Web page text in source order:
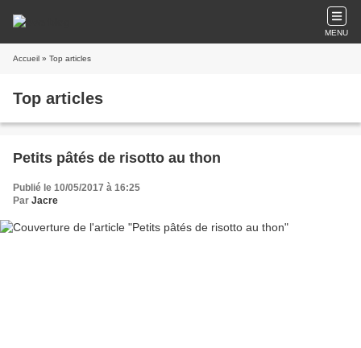
MENU
Accueil » Top articles
Top articles
Petits pâtés de risotto au thon
Publié le 10/05/2017 à 16:25
Par Jacre